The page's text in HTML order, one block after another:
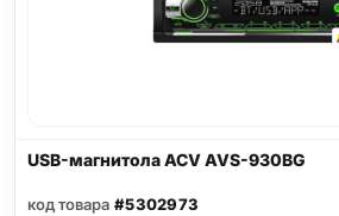
USB-магнитола ACV AVS-930BG
код товара #5302973